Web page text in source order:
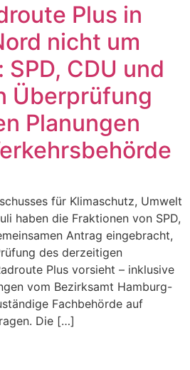
Plus in
nicht um
CDU und
Überprüfung
Planungen
für Klimaschutz, Umwelt
haben die Fraktionen von SPD,
Antrag eingebracht,
des derzeitigen
Plus vorsieht – inklusive
vom Bezirksamt Hamburg-
Fachbehörde auf
Die […]